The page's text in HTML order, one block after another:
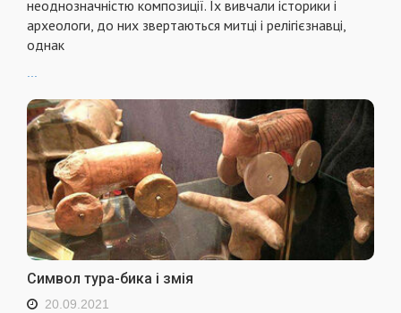
неоднозначністю композиції. Їх вивчали історики і
археологи, до них звертаються митці і релігієзнавці,
однак
Символ тура-бика і змія
20.09.2021